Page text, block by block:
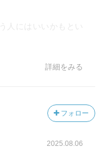
人にはいいかもとい
詳細をみる
フォロー
2025.08.06